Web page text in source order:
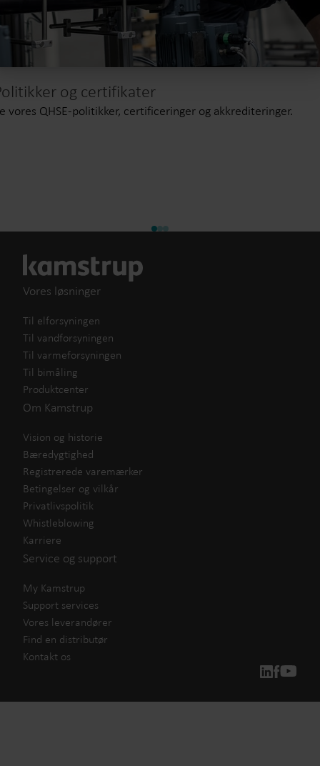
og certifikater
vores QHSE-politikker, certificeringer og akkrediteringer.
Vores løsninger
Til elforsyningen
Til vandforsyningen
Til varmeforsyningen
Til bimåling
Produktcenter
Om Kamstrup
Vision og historie
Bæredygtighed
Registrerede varemærker
Betingelser og vilkår
Privatlivspolitik
Whistleblowing
Karriere
Service og support
My Kamstrup
Support services
Vores leverandører
Find en distributør
Kontakt os